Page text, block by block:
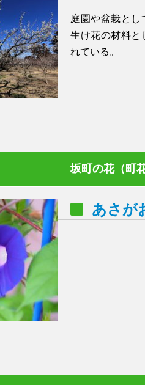
庭園や盆栽とし
生け花の材料と
れている。
坂町の花（町花
あさが